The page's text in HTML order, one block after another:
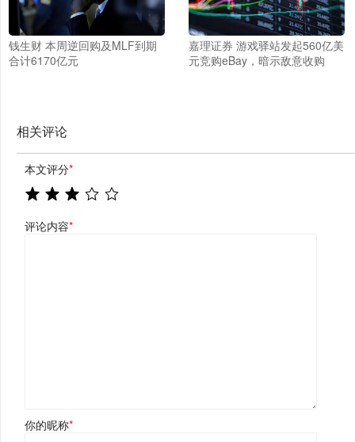
钱生财 本周逆回购及MLF到期
合计6170亿元
嘉理证券 游戏驿站发起560亿美
元竞购eBay，暗示敌意收购
相关评论
本文评分*
评论内容*
你的昵称*